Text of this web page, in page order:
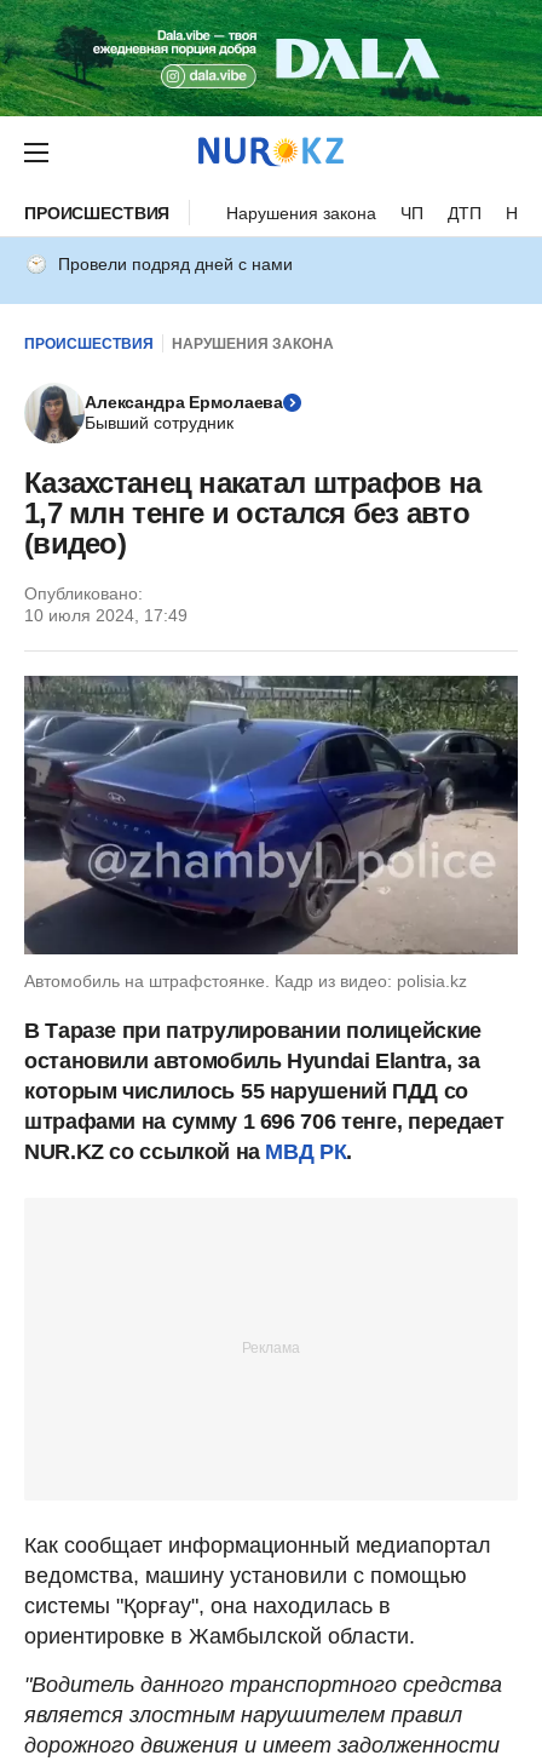
ПРОИСШЕСТВИЯ Нарушения закона ЧП ДТП
Провели подряд дней с нами
ПРОИСШЕСТВИЯ НАРУШЕНИЯ ЗАКОНА
Александра Ермолаева
Бывший сотрудник
Казахстанец накатал штрафов на
1,7 млн тенге и остался без авто
(видео)
Опубликовано:
10 июля 2024, 17:49
Автомобиль на штрафстоянке. Кадр из видео: polisia.kz
В Таразе при патрулировании полицейские
остановили автомобиль Hyundai Elantra, за
которым числилось 55 нарушений ПДД со
штрафами на сумму 1 696 706 тенге, передает
NUR.KZ со ссылкой на МВД РК.
Как сообщает информационный медиапортал
ведомства, машину установили с помощью
системы "Қорғау", она находилась в
ориентировке в Жамбылской области.
"Водитель данного транспортного средства
является злостным нарушителем правил
дорожного движения и имеет задолженности